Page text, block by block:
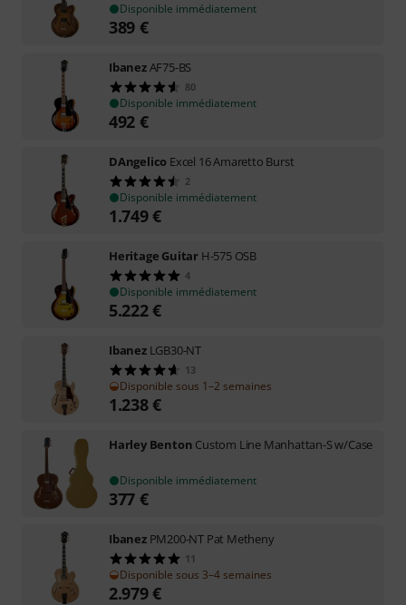
Disponible immédiatement
389 €
IbanezAF75-BS
80
Disponible immédiatement
492 €
DAngelico Excel 16 Amaretto Burst
2
Disponible immédiatement
1.749€
Heritage Guitar H-575 OSB
4
Disponible immédiatement
5.222€
Ibanez LGB30-NT
13
Disponible sous 1–2 semaines
1.238€
Harley Benton Custom Line Manhattan-S w/Case
Disponible immédiatement
377 €
Ibanez PM200-NT Pat Metheny
11
Disponible sous 3–4 semaines
2.979€